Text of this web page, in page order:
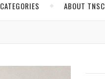
CATEGORIES ABOUT TNSC